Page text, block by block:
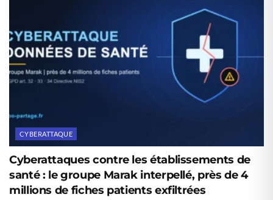
CYBERATTAQUE
Cyberattaques contre les établissements de
santé : le groupe Marak interpellé, près de 4
millions de fiches patients exfiltrées